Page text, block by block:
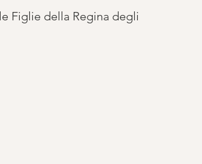
Figlie della Regina degli